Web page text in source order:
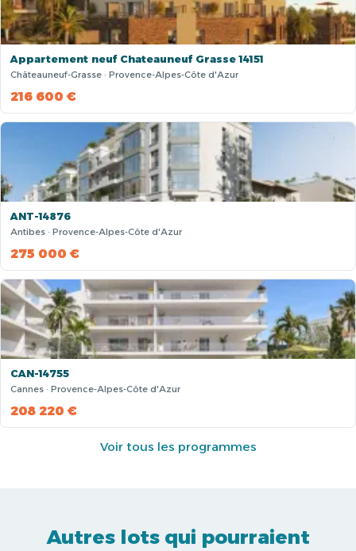
Appartement neuf Chateauneuf Grasse 14151
Châteauneuf-Grasse · Provence-Alpes-Côte d'Azur
216 600 €
ANT-14876
Antibes · Provence-Alpes-Côte d'Azur
275 000 €
CAN-14755
Cannes · Provence-Alpes-Côte d'Azur
208 220 €
Voir tous les programmes
Autres lots qui pourraient